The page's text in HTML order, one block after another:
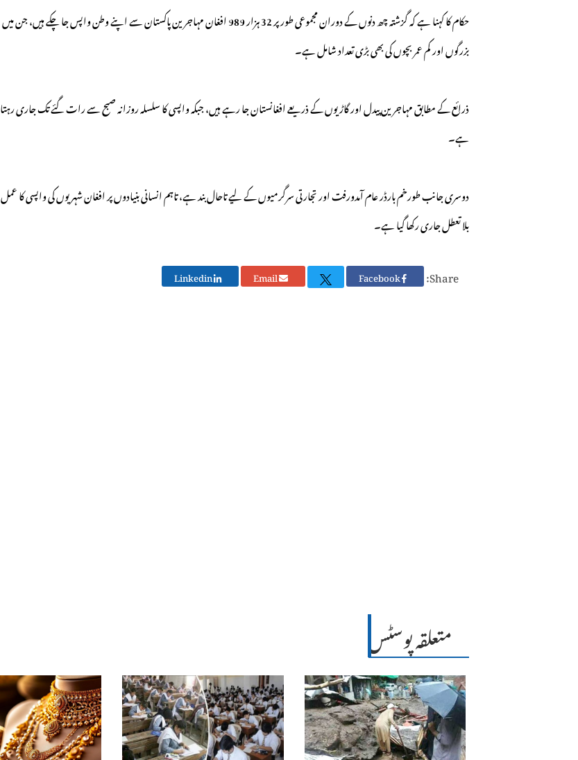
حکام کا کہنا ہے کہ گزشتہ چھ دنوں کے دوران مجموعی طور پر 32 ہزار 989 افغان مہاجرین پاکستان سے اپنے وطن واپس جا چکے ہیں، جن میں
بزرگوں اور کم عمر بچوں کی بھی بڑی تعداد شامل ہے۔
ذرائع کے مطابق مہاجرین پیدل اور گاڑیوں کے ذریعے افغانستان جا رہے ہیں، جبکہ واپسی کا سلسلہ روزانہ صبح سے رات گئے تک جاری رہتا
ہے۔
دوسری جانب طورخم بارڈر عام آمدورفت اور تجارتی سرگرمیوں کے لیے تاحال بند ہے، تاہم انسانی بنیادوں پر افغان شہریوں کی واپسی کا عمل
بلا تعطل جاری رکھا گیا ہے۔
Share:
Email
Linkedin
متعلقہ پوسٹس